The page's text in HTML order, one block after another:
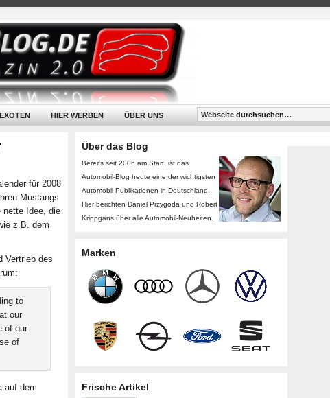
HIER WERBEN ÜBER UNS
für 2008
Mustangs
nette Idee, die
z.B. dem
Vertrieb des
to
our
of our
of
auf dem
Über das Blog
Bereits seit 2006 am Start, ist das
Automobil-Blog heute eine der wichtigsten
Automobil-Publikationen in Deutschland.
Hier berichten Daniel Przygoda und Robert
Krippgans über alle Automobil-Neuheiten.
Marken
Frische Artikel